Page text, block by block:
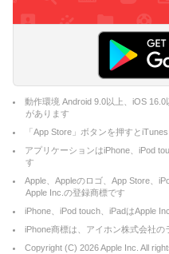
動作環境 Android 9.0以上、iOS
があります
「App Store」ボタンを押すと
アプリケーションはiPhone、iPod
す
Apple、Appleのロゴ、App Store、
Apple Inc.の登録商標です
iPhone、iPod touch、iPadはApple
iPhone商標は、アイホン株式会社
Copyright (C) 2026Apple Inc. All